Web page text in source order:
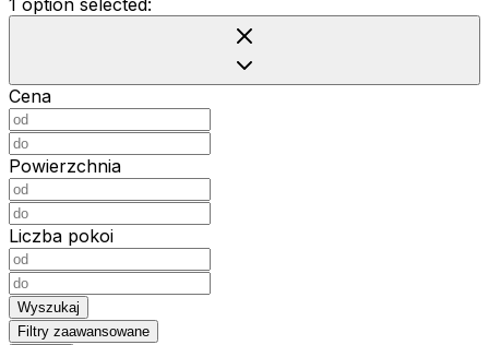
Cena
Powierzchnia
Liczba pokoi
Wyszukaj
Filtry zaawansowane